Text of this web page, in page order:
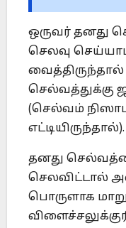
ஒருவர் தனது
செலவு
செல்வத்துக்கு
(செல்வம்
எட்டியிருந்தால்).
தனது
செலவிட்டால்
பொருளாக